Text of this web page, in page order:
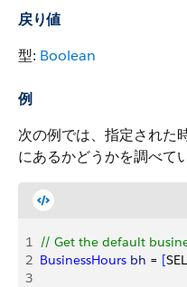
戻り値
型: Boolean
例
次の例では、指定された
にあるかどうかを調べて
1 // Get the default
2 BusinessHours bh = [
3